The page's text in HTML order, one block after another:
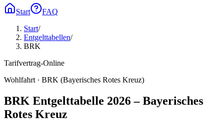
Start
FAQ
Start/
Entgelttabellen/
BRK
Tarifvertrag-Online
Wohlfahrt · BRK (Bayerisches Rotes Kreuz)
BRK Entgelttabelle 2026 – Bayerisches
Rotes Kreuz